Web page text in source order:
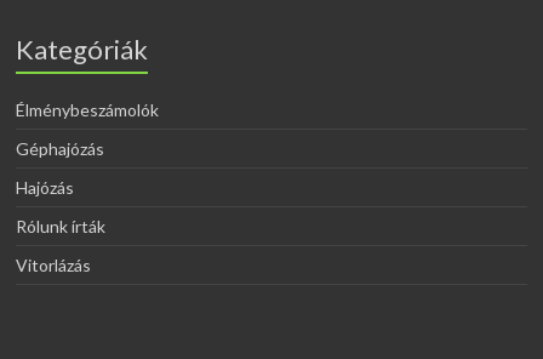
Kategóriák
Élménybeszámolók
Géphajózás
Hajózás
Rólunk írták
Vitorlázás